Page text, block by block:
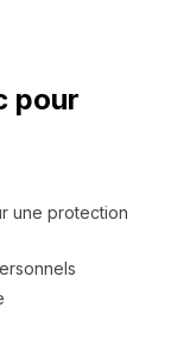
pour
une protection